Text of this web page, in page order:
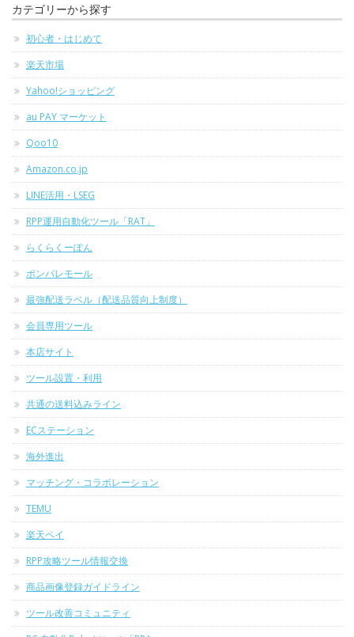
カテゴリーから探す
初心者・はじめて
楽天市場
Yahoo!ショッピング
au PAY マーケット
Qoo10
Amazon.co.jp
LINE活用・LSEG
RPP運用自動化ツール「RAT」
らくらくーぽん
ポンパレモール
最強配送ラベル（配送品質向上制度）
会員専用ツール
本店サイト
ツール設置・利用
共通の送料込みライン
ECステーション
海外進出
マッチング・コラボレーション
TEMU
楽天ペイ
RPP攻略ツール情報交換
商品画像登録ガイドライン
ツール改善コミュニティ